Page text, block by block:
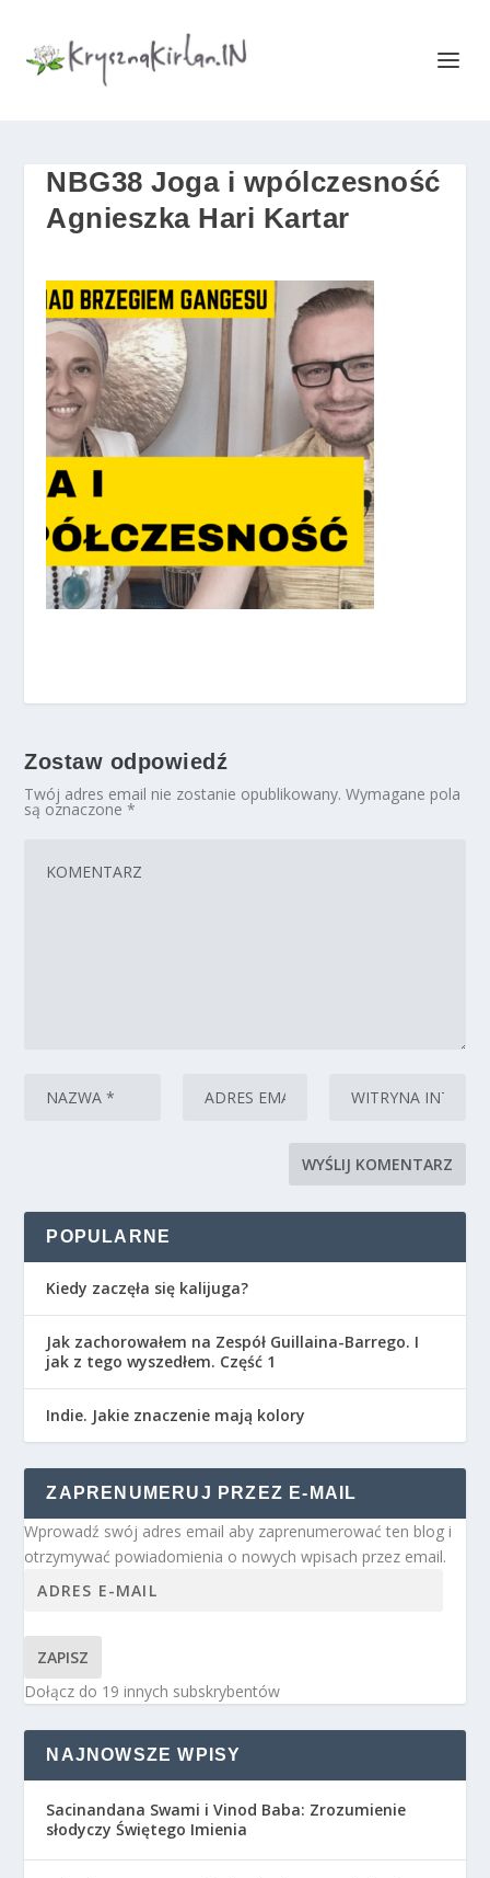
NBG38 Joga i wpólczesność
Agnieszka Hari Kartar
Zostaw odpowiedź
Twój adres email nie zostanie opublikowany. Wymagane pola
są oznaczone*
POPULARNE
Kiedy zaczęła się kalijuga?
Jak zachorowałem na Zespół Guillaina-Barrego. I
jak z tego wyszedłem. Część 1
Indie. Jakie znaczenie mają kolory
ZAPRENUMERUJ PRZEZ E-MAIL
Wprowadź swój adres email aby zaprenumerować ten blog i
otrzymywać powiadomienia o nowych wpisach przez email.
ZAPISZ
Dołącz do 19 innych subskrybentów
NAJNOWSZE WPISY
Sacinandana Swami i Vinod Baba: Zrozumienie
słodyczy Świętego Imienia